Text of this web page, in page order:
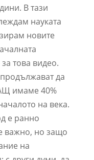
В тази
науката
новите
това видео.
да
имаме 40%
на века.
е ранно
важно, но защо
на